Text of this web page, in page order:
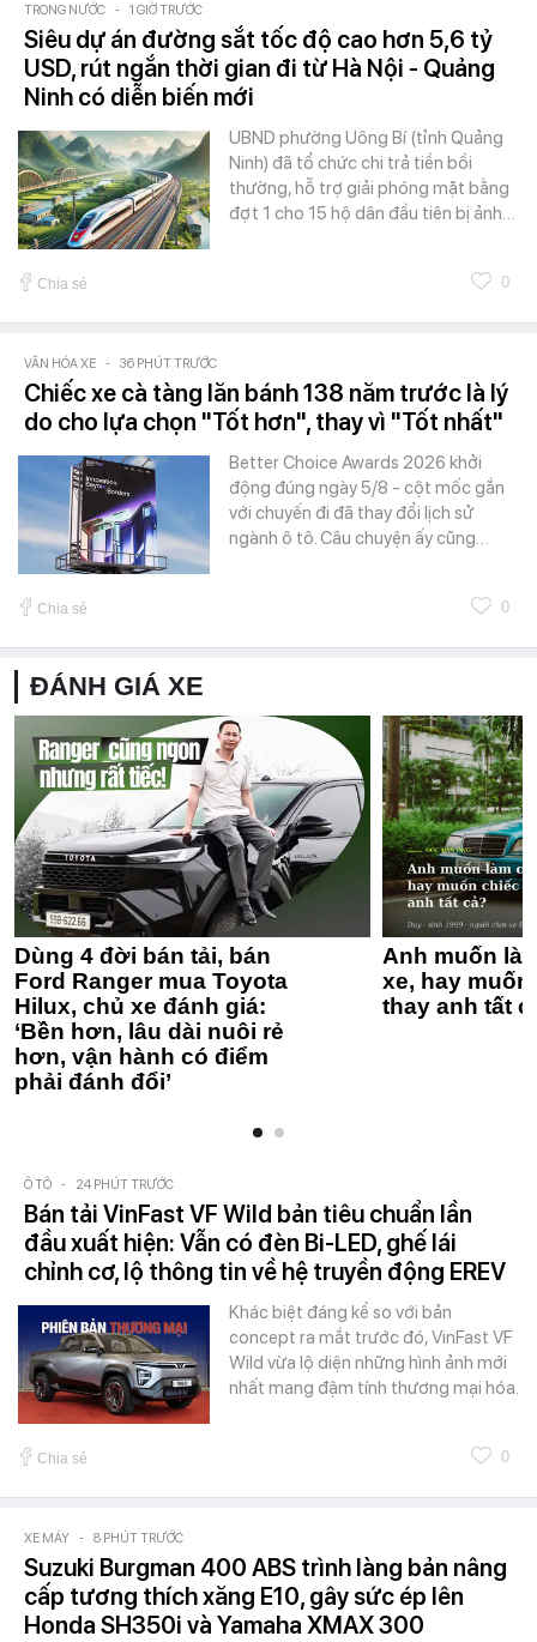
TRONG NƯỚC - 1 GIỜ TRƯỚC
Siêu dự án đường sắt tốc độ cao hơn 5,6 tỷ
USD, rút ngắn thời gian đi từ Hà Nội - Quảng
Ninh có diễn biến mới
UBND phường Uông Bí (tỉnh Quảng
Ninh) đã tổ chức chi trả tiền bồi
thường, hỗ trợ giải phóng mặt bằng
đợt 1 cho 15 hộ dân đầu tiên bị ảnh…
Chia sẻ 0
VĂN HÓA XE - 36 PHÚT TRƯỚC
Chiếc xe cà tàng lăn bánh 138 năm trước là lý
do cho lựa chọn "Tốt hơn", thay vì "Tốt nhất"
Better Choice Awards 2026 khởi
động đúng ngày 5/8 - cột mốc gắn
với chuyến đi đã thay đổi lịch sử
ngành ô tô. Câu chuyện ấy cũng…
Chia sẻ 0
ĐÁNH GIÁ XE
Dùng 4 đời bán tải, bán
Ford Ranger mua Toyota
Hilux, chủ xe đánh giá:
‘Bền hơn, lâu dài nuôi rẻ
hơn, vận hành có điểm
phải đánh đổi’
Anh muốn
xe, hay
thay anh tất
Ô TÔ - 24 PHÚT TRƯỚC
Bán tải VinFast VF Wild bản tiêu chuẩn lần
đầu xuất hiện: Vẫn có đèn Bi-LED, ghế lái
chỉnh cơ, lộ thông tin về hệ truyền động EREV
Khác biệt đáng kể so với bản
concept ra mắt trước đó, VinFast VF
Wild vừa lộ diện những hình ảnh mới
nhất mang đậm tính thương mại hóa.
Chia sẻ 0
XE MÁY - 8 PHÚT TRƯỚC
Suzuki Burgman 400 ABS trình làng bản nâng
cấp tương thích xăng E10, gây sức ép lên
Honda SH350i và Yamaha XMAX 300